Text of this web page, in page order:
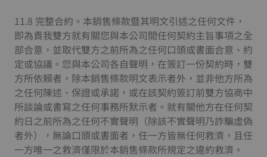
11.8 完整合約。本銷售條款暨其明文引述之任何文件，
即為貴我雙方就有關您與本公司間任何契約主旨事項之全
部合意，並取代雙方之前所為之任何口頭或書面合意、約
定或協議。您與本公司各自聲明，在簽訂一份契約時，雙
方所依賴者，除本銷售條款明文表示者外，並非他方所為
之任何陳述、保證或承諾，或在該契約簽訂前雙方協商中
所談論或書寫之任何事務所默示者。就有關他方在任何契
約日之前所為之任何不實聲明（除該不實聲明乃詐騙虛偽
者外），無論口頭或書面者，任一方皆無任何救濟，且任
一方唯一之救濟僅限於本銷售條款所規定之違約救濟。